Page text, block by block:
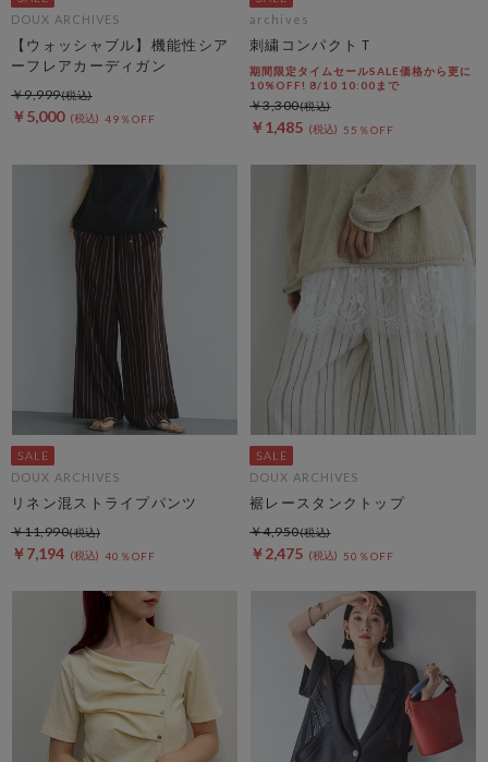
DOUX ARCHIVES
【ウォッシャブル】機能性シア
ーフレアカーディガン
￥5,000 49％OFF
￥9,999
archives
刺繍コンパクトＴ
期間限定タイムセールSALE価格から更に
10%OFF! 8/10 10:00まで
￥1,485 55％OFF
￥3,300
DOUX ARCHIVES
リネン混ストライプパンツ
￥7,194 40％OFF
￥11,990
DOUX ARCHIVES
裾レースタンクトップ
￥2,475 50％OFF
￥4,950